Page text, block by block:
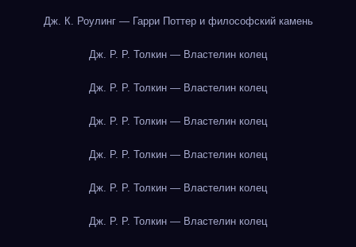
Дж. К. Роулинг — Гарри Поттер и философский камень
Дж. Р. Р. Толкин — Властелин колец
Дж. Р. Р. Толкин — Властелин колец
Дж. Р. Р. Толкин — Властелин колец
Дж. Р. Р. Толкин — Властелин колец
Дж. Р. Р. Толкин — Властелин колец
Дж. Р. Р. Толкин — Властелин колец